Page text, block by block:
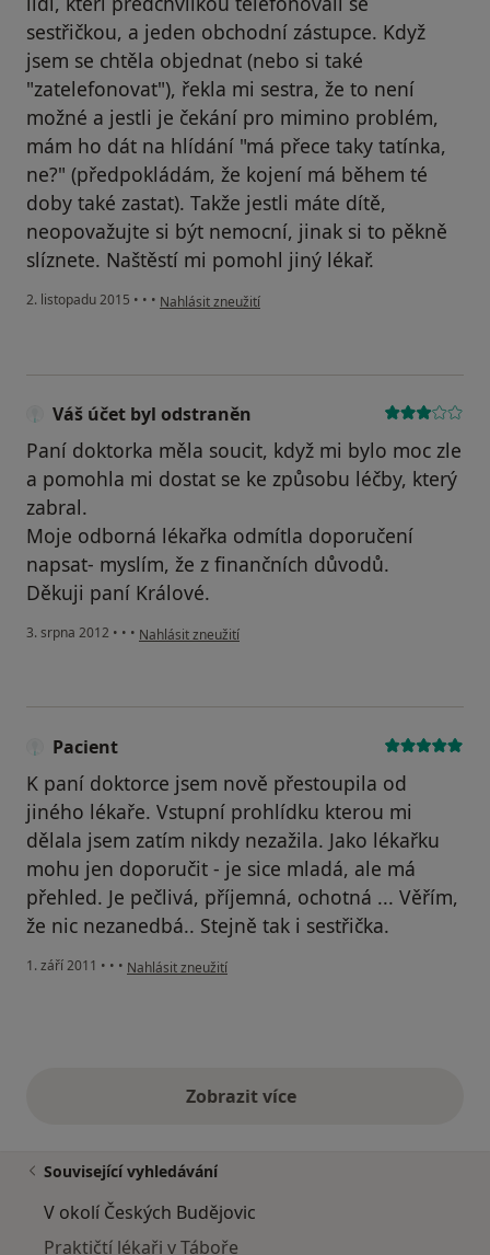
sestřičkou, a jeden obchodní zástupce. Když
jsem se chtěla objednat (nebo si také
"zatelefonovat"), řekla mi sestra, že to není
možné a jestli je čekání pro mimino problém,
mám ho dát na hlídání "má přece taky tatínka,
ne?" (předpokládám, že kojení má během té
doby také zastat). Takže jestli máte dítě,
neopovažujte si být nemocní, jinak si to pěkně
slíznete. Naštěstí mi pomohl jiný lékař.
2. listopadu 2015 • • • podle názoru uživatele Váš účet byl odstraněn
Nahlásit zneužití
Váš účet byl odstraněn
Paní doktorka měla soucit, když mi bylo moc zle
a pomohla mi dostat se ke způsobu léčby, který
zabral.
Moje odborná lékařka odmítla doporučení
napsat- myslím, že z finančních důvodů.
Děkuji paní Králové.
3. srpna 2012 • • • podle názoru uživatele Váš účet byl odstraněn
Nahlásit zneužití
Pacient
K paní doktorce jsem nově přestoupila od
jiného lékaře. Vstupní prohlídku kterou mi
dělala jsem zatím nikdy nezažila. Jako lékařku
mohu jen doporučit - je sice mladá, ale má
přehled. Je pečlivá, příjemná, ochotná ... Věřím,
že nic nezanedbá.. Stejně tak i sestřička.
1. září 2011 • • • podle názoru uživatele Pacient
Nahlásit zneužití
Zobrazit vícevýše uvedené názory
Související vyhledávání
V okolí Českých Budějovic
Praktičtí lékaři v Táboře